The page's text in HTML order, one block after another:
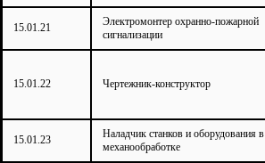
15.01.21
Электромонтер охранно-пожарной
сигнализации
15.01.22 Чертежник-конструктор
15.01.23
Наладчик станков и оборудования в
механообработке